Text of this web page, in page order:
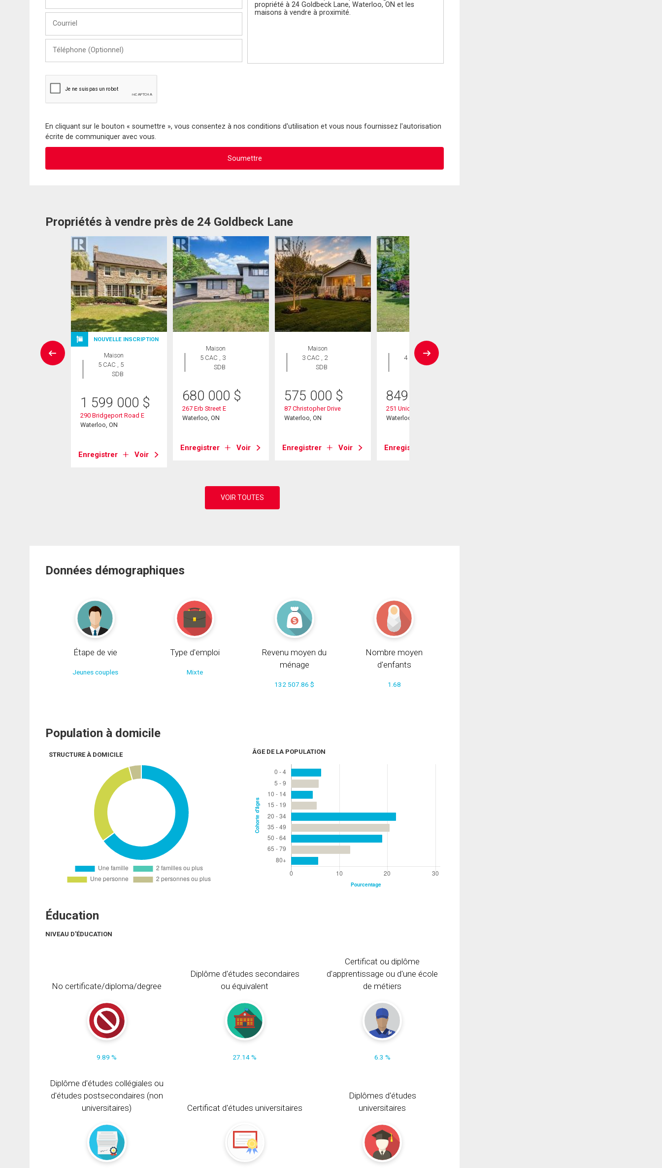
Nom
(Optionnel)
En cliquant sur le bouton « soumettre », vous consentez à nos conditions d'utilisation et vous nous fournissez l'autorisation
écrite de communiquer avec vous.
Propriétés à vendre près de 24 Goldbeck Lane
NOUVELLE INSCRIPTION
Maison
5 CAC , 5
SDB
1 599 000 $
290 Bridgeport Road E
Waterloo, ON
Enregistrer Voir
Maison
5 CAC , 3
SDB
680 000 $
267 Erb Street E
Waterloo, ON
Enregistrer Voir
Maison
3 CAC , 2
SDB
575 000 $
87 Christopher Drive
Waterloo, ON
Enregistrer Voir
Maison
4 CAC , 2
SDB
849 000
251 Union Street E
Waterloo, ON
Enregistrer
Données démographiques
Étape de vie
Jeunes couples
Type d'emploi
Mixte
Revenu moyen du
ménage
132 507.86 $
Nombre moyen
d'enfants
1.68
Population à domicile
STRUCTURE À DOMICILE ÂGE DE LA POPULATION
Éducation
NIVEAU D'ÉDUCATION
No certificate/diploma/degree
9.89 %
Diplôme d'études secondaires
ou équivalent
27.14 %
Certificat ou diplôme
d'apprentissage ou d'une école
de métiers
6.3 %
Diplôme d'études collégiales ou
d'études postsecondaires (non
universitaires)
Certificat d'études universitaires
Diplômes d'études
universitaires